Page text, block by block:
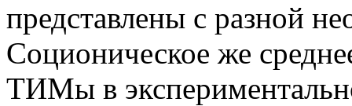
представлены с разной
Соционическое же
ТИМы в